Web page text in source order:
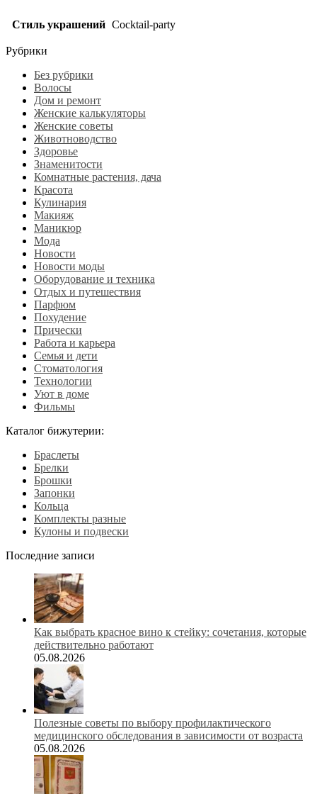
Стиль украшений Cocktail-party
Рубрики
Без рубрики
Волосы
Дом и ремонт
Женские калькуляторы
Женские советы
Животноводство
Здоровье
Знаменитости
Комнатные растения, дача
Красота
Кулинария
Макияж
Маникюр
Мода
Новости
Новости моды
Оборудование и техника
Отдых и путешествия
Парфюм
Похудение
Прически
Работа и карьера
Семья и дети
Стоматология
Технологии
Уют в доме
Фильмы
Каталог бижутерии:
Браслеты
Брелки
Брошки
Запонки
Кольца
Комплекты разные
Кулоны и подвески
Последние записи
Как выбрать красное вино к стейку: сочетания, которые
действительно работают
05.08.2026
Полезные советы по выбору профилактического
медицинского обследования в зависимости от возраста
05.08.2026